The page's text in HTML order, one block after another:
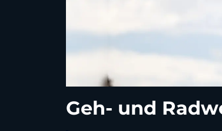
Geh- und